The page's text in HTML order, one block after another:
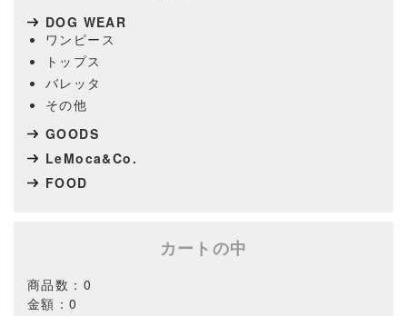
DOG WEAR
ワンピース
トップス
バレッタ
その他
GOODS
LeMoca&Co.
FOOD
カートの中
商品数：0
金額：0